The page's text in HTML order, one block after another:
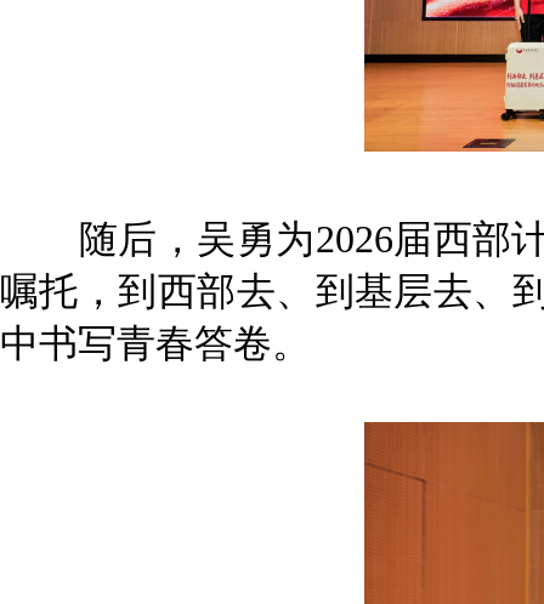
随后，吴勇为2026届西部计
嘱托，到西部去、到基层去、
中书写青春答卷。